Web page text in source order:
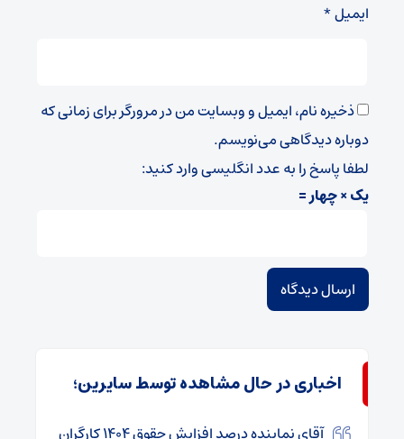
ایمیل*
ذخیره نام، ایمیل و وبسایت من در مرورگر برای زمانی که
دوباره دیدگاهی می‌نویسم.
لطفا پاسخ را به عدد انگلیسی وارد کنید:
یک × چهار =
اخباری در حال مشاهده توسط سایرین؛
آقای نماینده درصد افزایش حقوق ۱۴۰۴ کارگران